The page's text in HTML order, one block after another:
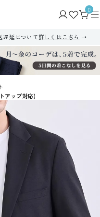
0
遅延について詳しくはこちら
アップ対応)